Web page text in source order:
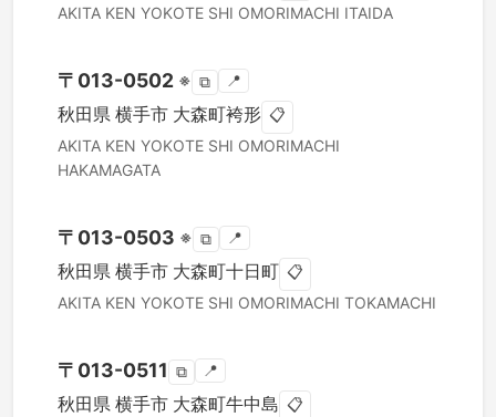
AKITA KEN YOKOTE SHI OMORIMACHI ITAIDA
〒 013-0502 ※ ⧉ 📍
秋田県 横手市 大森町袴形 📋
AKITA KEN YOKOTE SHI OMORIMACHI
HAKAMAGATA
〒 013-0503 ※ ⧉ 📍
秋田県 横手市 大森町十日町 📋
AKITA KEN YOKOTE SHI OMORIMACHI TOKAMACHI
〒 013-0511 ⧉ 📍
秋田県 横手市 大森町牛中島 📋